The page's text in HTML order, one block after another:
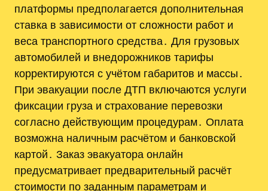
платформы предполагается дополнительная
ставка в зависимости от сложности работ и
веса транспортного средства․ Для грузовых
автомобилей и внедорожников тарифы
корректируются с учётом габаритов и массы․
При эвакуации после ДТП включаются услуги
фиксации груза и страхование перевозки
согласно действующим процедурам․ Оплата
возможна наличным расчётом и банковской
картой․ Заказ эвакуатора онлайн
предусматривает предварительный расчёт
стоимости по заданным параметрам и